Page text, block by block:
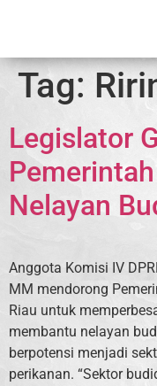
Tag:
Legislator
Nelayan
Anggota Komisi IV
MM mendorong
Riau untuk
membantu nelayan
berpotensi menjadi
perikanan. “Sektor